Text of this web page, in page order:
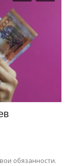
обязанности.